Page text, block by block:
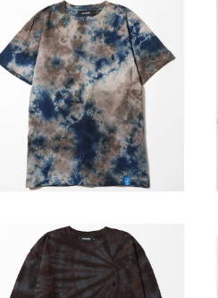
devadurga / SANGO CUT S
EW
¥13,200
SOLD OUT